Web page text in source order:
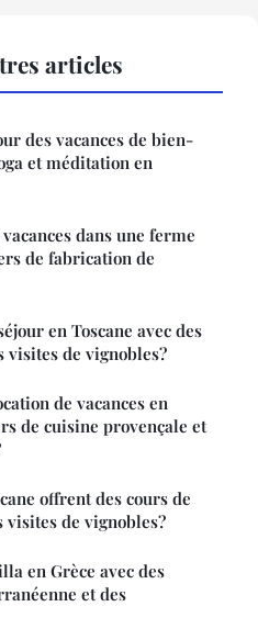
articles
des vacances de bien-
et méditation en
dans une ferme
de fabrication de
en Toscane avec des
visites de vignobles?
de vacances en
de cuisine provençale et
offrent des cours de
de vignobles?
en Grèce avec des
et des